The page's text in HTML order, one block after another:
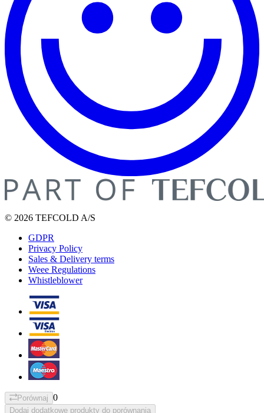
© 2026 TEFCOLD A/S
GDPR
Privacy Policy
Sales & Delivery terms
Weee Regulations
Whistleblower
Porównaj 0
Dodaj dodatkowe produkty do porównania